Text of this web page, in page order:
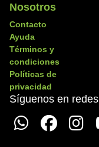
Nosotros
Contacto
Ayuda
Términos y
condiciones
Políticas de
privacidad
Síguenos en redes